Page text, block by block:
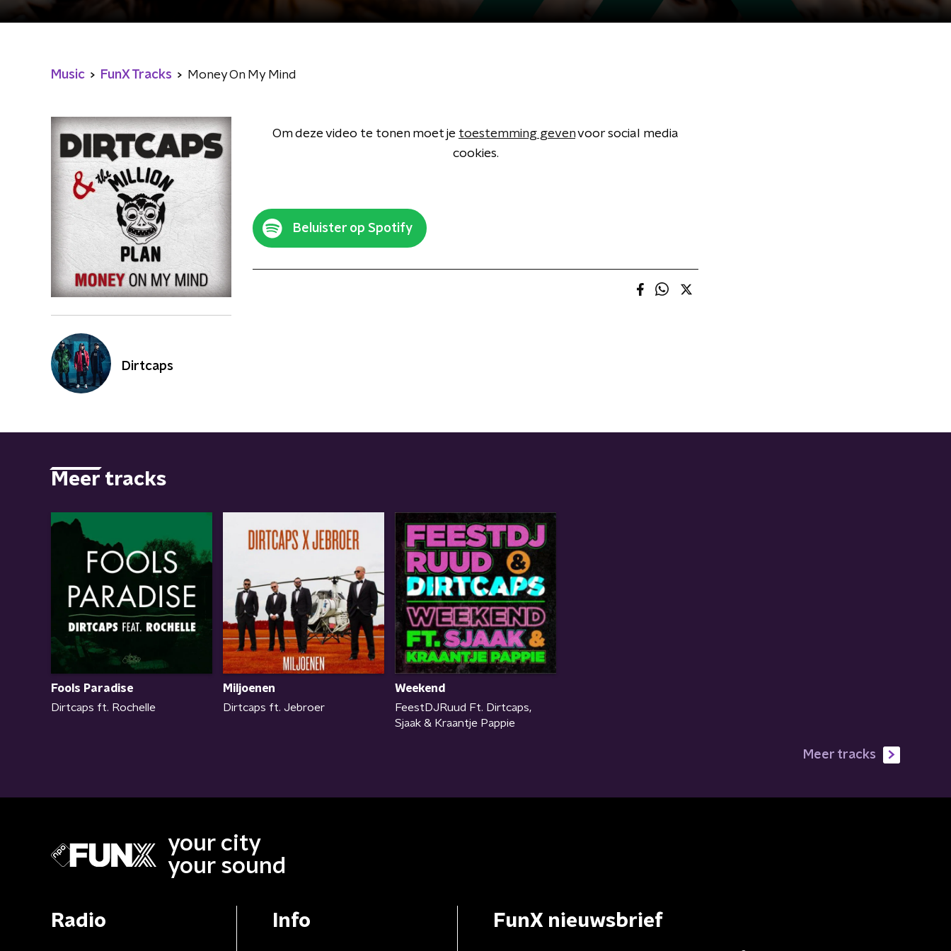
Music FunX Tracks Money On My Mind
Dirtcaps
Om deze video te tonen moet je toestemming gevenvoor social media
cookies.
Beluister op Spotify
Meer tracks
Fools Paradise
Dirtcaps ft. Rochelle
Miljoenen
Dirtcaps ft. Jebroer
Weekend
FeestDJRuud Ft. Dirtcaps,
Sjaak & Kraantje Pappie
Meer tracks
your city
your sound
Radio Info FunX nieuwsbrief